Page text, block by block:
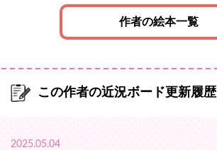
作者の絵本一覧
この作者の近況ボード更新履歴
2025.05.04